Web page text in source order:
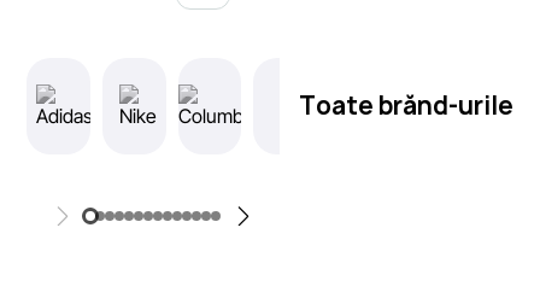
Toate brănd-urile